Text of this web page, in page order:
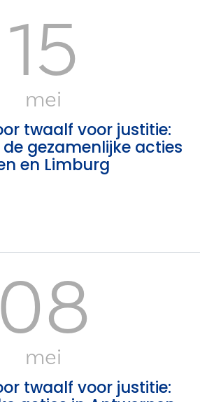
15
mei
twaalf voor justitie:
gezamenlijke acties
en Limburg
08
mei
twaalf voor justitie: